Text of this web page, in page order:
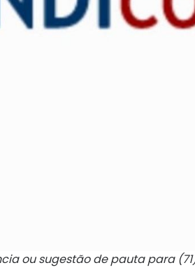
ou sugestão de pauta para